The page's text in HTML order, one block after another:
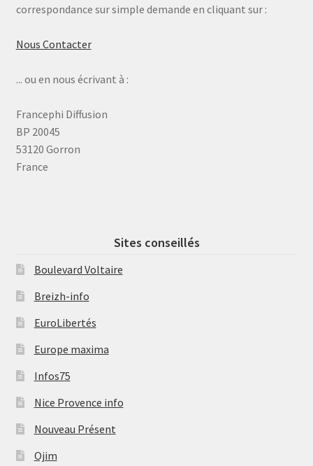
correspondance sur simple demande en cliquant sur :
Nous Contacter
... ou en nous écrivant à :
Francephi Diffusion
BP 20045
53120 Gorron
France
Sites conseillés
Boulevard Voltaire
Breizh-info
EuroLibertés
Europe maxima
Infos75
Nice Provence info
Nouveau Présent
Ojim